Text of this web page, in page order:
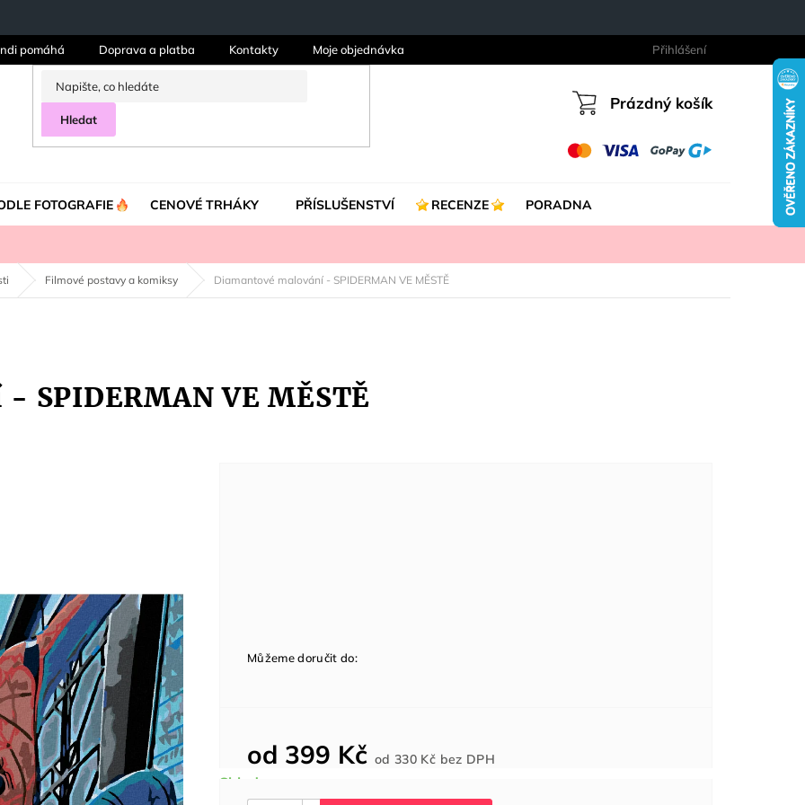
pomáhá Doprava a platba Kontakty Moje objednávka Přihlášení
Hledat
Nákupní
Prázdný košík
FOTOGRAFIE CENOVÉ TRHÁKY PŘÍSLUŠENSTVÍ RECENZE PORADNA
Filmové postavy a komiksy Diamantové malování - SPIDERMAN VE MĚSTĚ
SPIDERMAN VE MĚSTĚ
od 399 Kč od330 Kč bez DPHcena:
Můžeme doručit do: